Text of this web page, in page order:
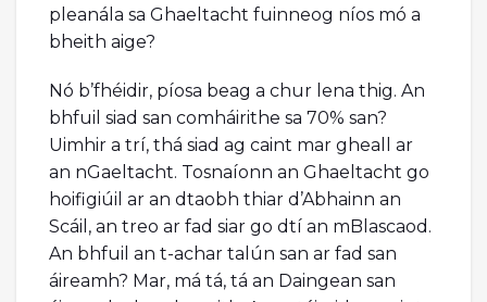
pleanála sa Ghaeltacht fuinneog níos mó a
bheith aige?
Nó b’fhéidir, píosa beag a chur lena thig. An
bhfuil siad san comháirithe sa 70% san?
Uimhir a trí, thá siad ag caint mar gheall ar
an nGaeltacht. Tosnaíonn an Ghaeltacht go
hoifigiúil ar an dtaobh thiar d’Abhainn an
Scáil, an treo ar fad siar go dtí an mBlascaod.
An bhfuil an t-achar talún san ar fad san
áireamh? Mar, má tá, tá an Daingean san